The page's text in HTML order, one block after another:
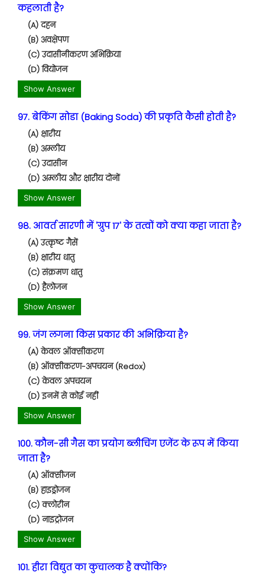
कहलाती है?
(A) दहन
(B) अवक्षेपण
(C) उदासीनीकरण अभिक्रिया
(D) वियोजन
Show Answer
97. बेकिंग सोडा (Baking Soda) की प्रकृति कैसी होती है?
(A) क्षारीय
(B) अम्लीय
(C) उदासीन
(D) अम्लीय और क्षारीय दोनों
Show Answer
98. आवर्त सारणी में 'ग्रुप 17' के तत्वों को क्या कहा जाता है?
(A) उत्कृष्ट गैसें
(B) क्षारीय धातु
(C) संक्रमण धातु
(D) हैलोजन
Show Answer
99. जंग लगना किस प्रकार की अभिक्रिया है?
(A) केवल ऑक्सीकरण
(B) ऑक्सीकरण-अपचयन (Redox)
(C) केवल अपचयन
(D) इनमें से कोई नहीं
Show Answer
100. कौन-सी गैस का प्रयोग ब्लीचिंग एजेंट के रूप में किया
जाता है?
(A) ऑक्सीजन
(B) हाइड्रोजन
(C) क्लोरीन
(D) नाइट्रोजन
Show Answer
101. हीरा विद्युत का कुचालक है क्योंकि?